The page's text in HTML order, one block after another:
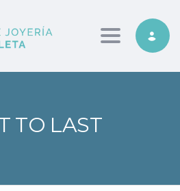
Toggle
TO LAST